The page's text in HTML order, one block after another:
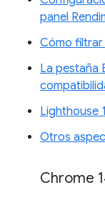
panel
Cómo
La pestaña
Lighthouse
Otros
Chrome